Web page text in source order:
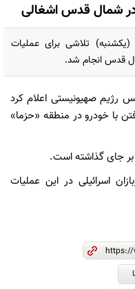
شمال قدس اشغالی
تلاشی برای عملیات
قدس انجام شد.
رژیم صهیونیستی اعلام کرد
با خودرو در منطقه «حزما»
اسرائیلی در این عملیات